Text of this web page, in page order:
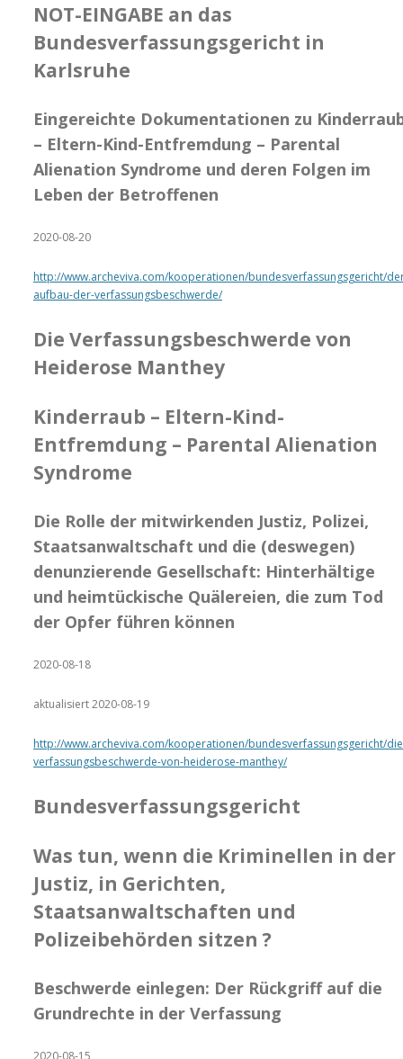
NOT-EINGABE an das
Bundesverfassungsgericht in
Karlsruhe
Eingereichte Dokumentationen zu
– Eltern-Kind-Entfremdung – Parental
Alienation Syndrome und deren Folgen im
Leben der Betroffenen
2020-08-20
http://www.archeviva.com/kooperationen/bundesverfassungsgericht/
aufbau-der-verfassungsbeschwerde/
Die Verfassungsbeschwerde von
Heiderose Manthey
Kinderraub – Eltern-Kind-
Entfremdung – Parental Alienation
Syndrome
Die Rolle der mitwirkenden Justiz, Polizei,
Staatsanwaltschaft und die (deswegen)
denunzierende Gesellschaft: Hinterhältige
und heimtückische Quälereien, die zum Tod
der Opfer führen können
2020-08-18
aktualisiert 2020-08-19
http://www.archeviva.com/kooperationen/bundesverfassungsgericht/
verfassungsbeschwerde-von-heiderose-manthey/
Bundesverfassungsgericht
Was tun, wenn die Kriminellen in der
Justiz, in Gerichten,
Staatsanwaltschaften und
Polizeibehörden sitzen ?
Beschwerde einlegen: Der Rückgriff auf die
Grundrechte in der Verfassung
2020-08-15